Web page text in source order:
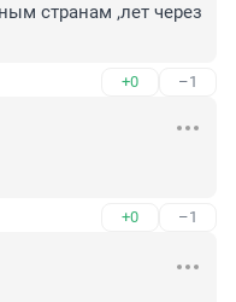
странам ,лет через
+0 –1
+0 –1